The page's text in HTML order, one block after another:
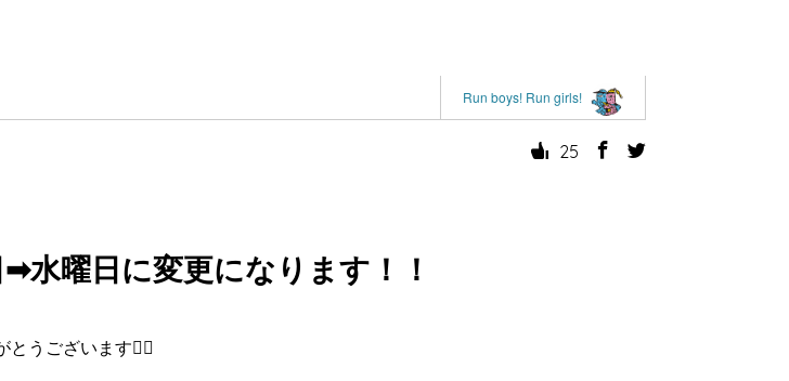
Run boys! Run girls!
25
水曜日に変更になります！！
うございます🙇‍♂️